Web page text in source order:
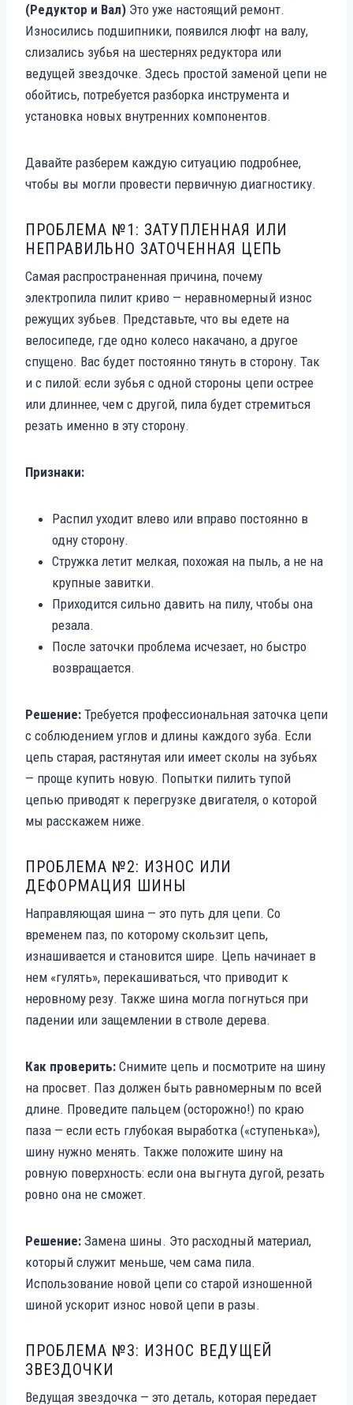
(Редуктор и Вал) Это уже настоящий ремонт.
Износились подшипники, появился люфт на валу,
слизались зубья на шестернях редуктора или
ведущей звездочке. Здесь простой заменой цепи не
обойтись, потребуется разборка инструмента и
установка новых внутренних компонентов.
Давайте разберем каждую ситуацию подробнее,
чтобы вы могли провести первичную диагностику.
ПРОБЛЕМА №1: ЗАТУПЛЕННАЯ ИЛИ
НЕПРАВИЛЬНО ЗАТОЧЕННАЯ ЦЕПЬ
Самая распространенная причина, почему
электропила пилит криво — неравномерный износ
режущих зубьев. Представьте, что вы едете на
велосипеде, где одно колесо накачано, а другое
спущено. Вас будет постоянно тянуть в сторону. Так
и с пилой: если зубья с одной стороны цепи острее
или длиннее, чем с другой, пила будет стремиться
резать именно в эту сторону.
Признаки:
Распил уходит влево или вправо постоянно в
одну сторону.
Стружка летит мелкая, похожая на пыль, а не на
крупные завитки.
Приходится сильно давить на пилу, чтобы она
резала.
После заточки проблема исчезает, но быстро
возвращается.
Решение: Требуется профессиональная заточка цепи
с соблюдением углов и длины каждого зуба. Если
цепь старая, растянутая или имеет сколы на зубьях
— проще купить новую. Попытки пилить тупой
цепью приводят к перегрузке двигателя, о которой
мы расскажем ниже.
ПРОБЛЕМА №2: ИЗНОС ИЛИ
ДЕФОРМАЦИЯ ШИНЫ
Направляющая шина — это путь для цепи. Со
временем паз, по которому скользит цепь,
изнашивается и становится шире. Цепь начинает в
нем «гулять», перекашиваться, что приводит к
неровному резу. Также шина могла погнуться при
падении или защемлении в стволе дерева.
Как проверить: Снимите цепь и посмотрите на шину
на просвет. Паз должен быть равномерным по всей
длине. Проведите пальцем (осторожно!) по краю
паза — если есть глубокая выработка («ступенька»),
шину нужно менять. Также положите шину на
ровную поверхность: если она выгнута дугой, резать
ровно она не сможет.
Решение: Замена шины. Это расходный материал,
который служит меньше, чем сама пила.
Использование новой цепи со старой изношенной
шиной ускорит износ новой цепи в разы.
ПРОБЛЕМА №3: ИЗНОС ВЕДУЩЕЙ
ЗВЕЗДОЧКИ
Ведущая звездочка — это деталь, которая передает